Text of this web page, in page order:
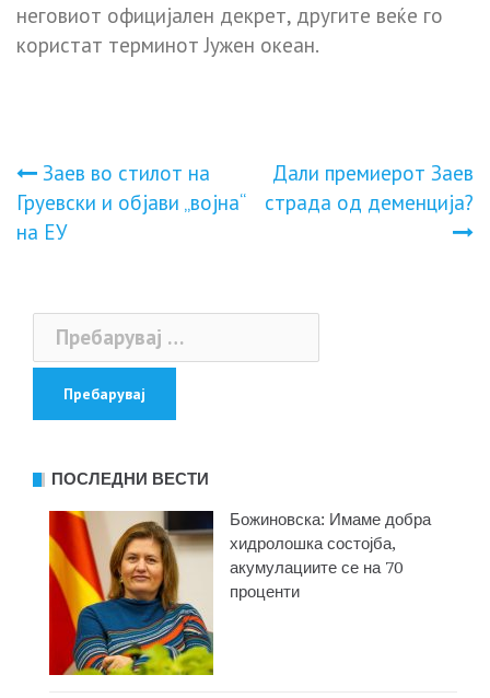
неговиот официјален декрет, другите веќе го
користат терминот Јужен океан.
Навигација
на
Заев во стилот на
Груевски и објави „војна“
на ЕУ
Дали премиерот Заев
страда од дeмeнциja?
Пребарувај
за:
ПОСЛЕДНИ ВЕСТИ
Божиновска: Имаме добра
хидролошка состојба,
акумулациите се на 70
проценти